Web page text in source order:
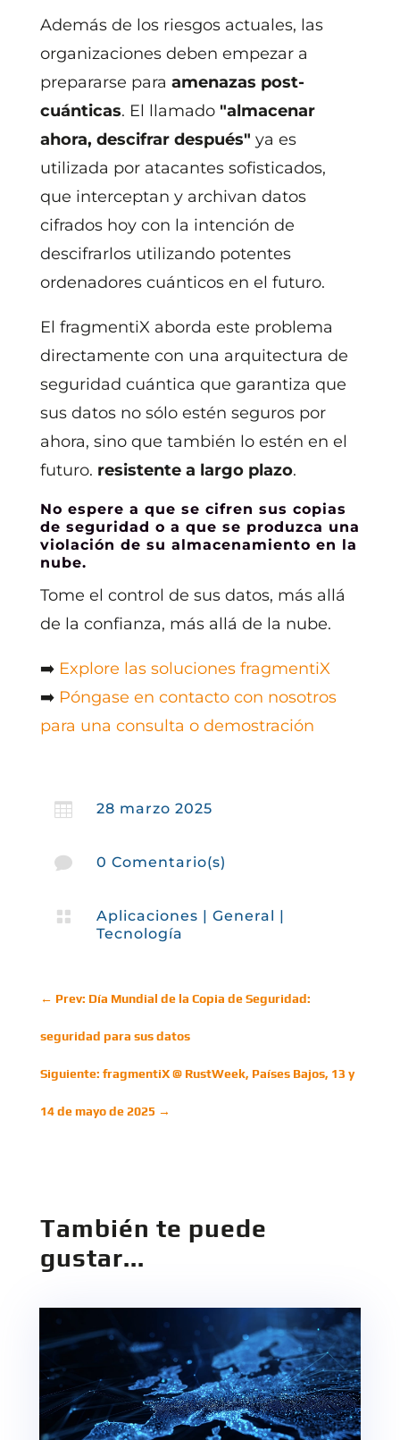
Además de los riesgos actuales, las
organizaciones deben empezar a
prepararse para amenazas post-
cuánticas. El llamado "almacenar
ahora, descifrar después" ya es
utilizada por atacantes sofisticados,
que interceptan y archivan datos
cifrados hoy con la intención de
descifrarlos utilizando potentes
ordenadores cuánticos en el futuro.
El fragmentiX aborda este problema
directamente con una arquitectura de
seguridad cuántica que garantiza que
sus datos no sólo estén seguros por
ahora, sino que también lo estén en el
futuro. resistente a largo plazo.
No espere a que se cifren sus copias
de seguridad o a que se produzca una
violación de su almacenamiento en la
nube.
Tome el control de sus datos, más allá
de la confianza, más allá de la nube.
➡️ Explore las soluciones fragmentiX
➡️ Póngase en contacto con nosotros
para una consulta o demostración
 28 marzo 2025
 0 Comentario(s)
 Aplicaciones | General |
Tecnología
← Prev: Día Mundial de la Copia de Seguridad:
seguridad para sus datos
Siguiente: fragmentiX @ RustWeek, Países Bajos, 13 y
14 de mayo de 2025 →
También te puede
gustar...